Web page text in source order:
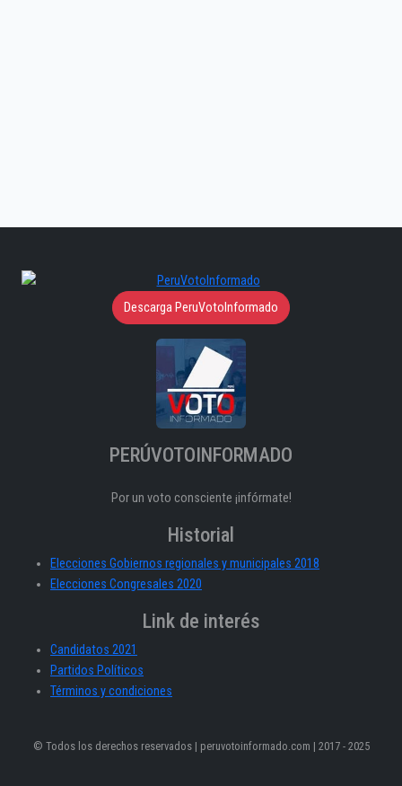
Descarga PeruVotoInformado
PERÚVOTOINFORMADO
Por un voto consciente ¡infórmate!
Historial
Elecciones Gobiernos regionales y municipales 2018
Elecciones Congresales 2020
Link de interés
Candidatos 2021
Partidos Políticos
Términos y condiciones
© Todos los derechos reservados | peruvotoinformado.com | 2017 - 2025